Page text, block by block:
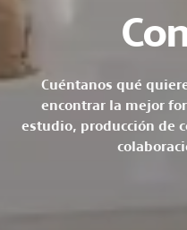
Cuéntanos qué
encontrar la mejor
estudio, producción de